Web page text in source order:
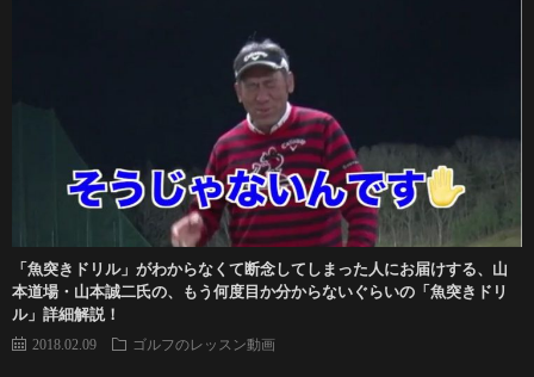
「魚突きドリル」がわからなくて断念してしまった人にお届けする、山
本道場・山本誠二氏の、もう何度目か分からないぐらいの「魚突きドリ
ル」詳細解説！
2018.02.09 ゴルフのレッスン動画